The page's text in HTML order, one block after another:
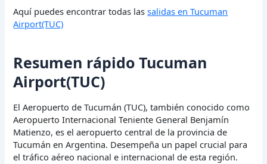
Aquí puedes encontrar todas lassalidas en Tucuman
Airport(TUC)
Resumen rápido Tucuman
Airport(TUC)
El Aeropuerto de Tucumán (TUC), también conocido como
Aeropuerto Internacional Teniente General Benjamín
Matienzo, es el aeropuerto central de la provincia de
Tucumán en Argentina. Desempeña un papel crucial para
el tráfico aéreo nacional e internacional de esta región.